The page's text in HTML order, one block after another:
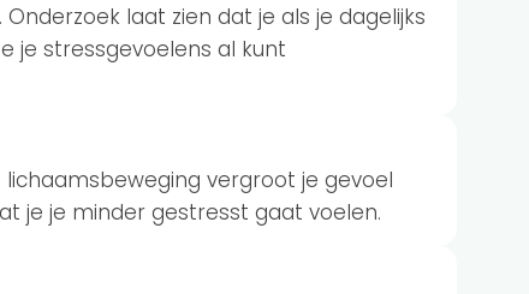
laat zien dat je als je dagelijks
je stressgevoelens al kunt
lichaamsbeweging vergroot je gevoel
je je minder gestresst gaat voelen.